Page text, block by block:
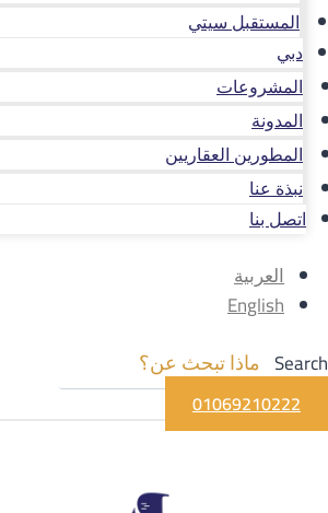
المستقبل سيتي
دبي
المشروعات
المدونة
المطورين العقاريين
نبذة عنا
اتصل بنا
العربية
English
Search
01069210222